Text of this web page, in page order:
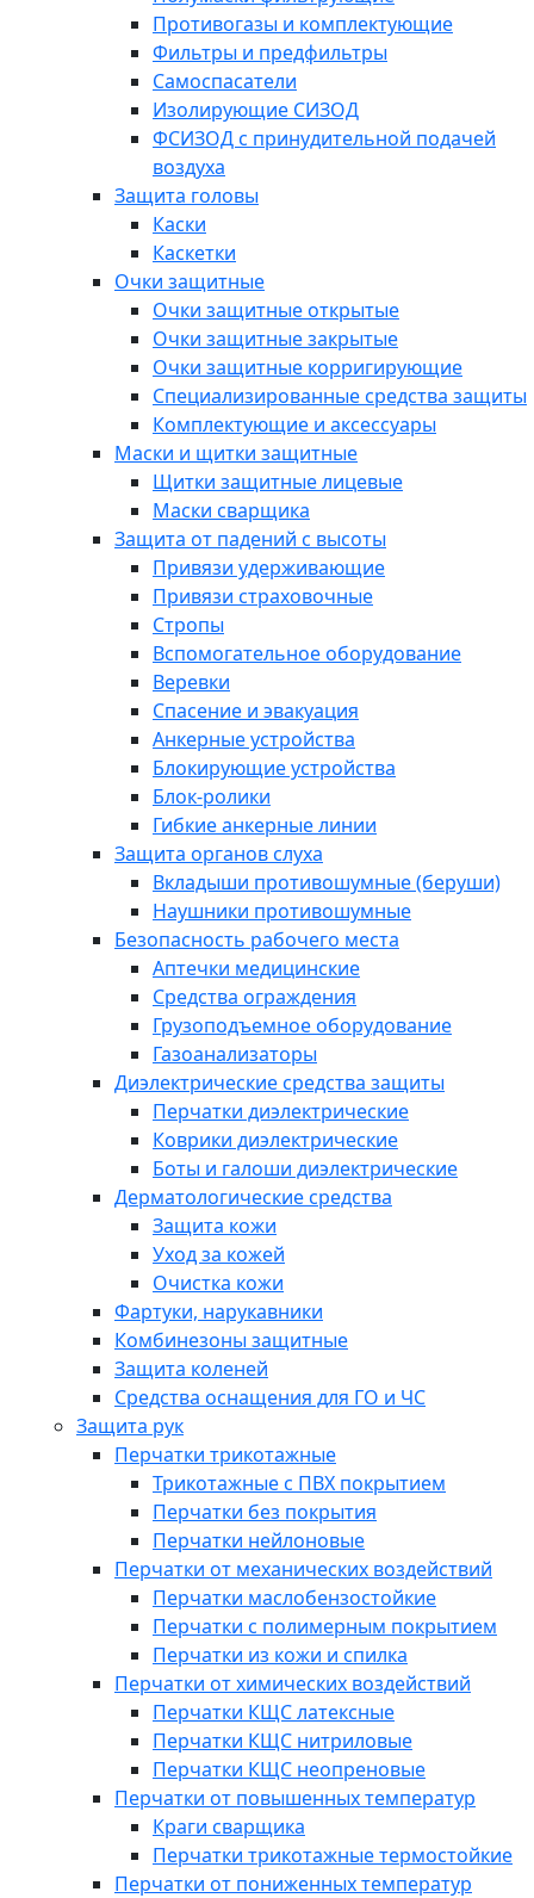
Противогазы и комплектующие
Фильтры и предфильтры
Самоспасатели
Изолирующие СИЗОД
ФСИЗОД с принудительной подачей
воздуха
Защита головы
Каски
Каскетки
Очки защитные
Очки защитные открытые
Очки защитные закрытые
Очки защитные корригирующие
Специализированные средства защиты
Комплектующие и аксессуары
Маски и щитки защитные
Щитки защитные лицевые
Маски сварщика
Защита от падений с высоты
Привязи удерживающие
Привязи страховочные
Стропы
Вспомогательное оборудование
Веревки
Спасение и эвакуация
Анкерные устройства
Блокирующие устройства
Блок-ролики
Гибкие анкерные линии
Защита органов слуха
Вкладыши противошумные (беруши)
Наушники противошумные
Безопасность рабочего места
Аптечки медицинские
Средства ограждения
Грузоподъемное оборудование
Газоанализаторы
Диэлектрические средства защиты
Перчатки диэлектрические
Коврики диэлектрические
Боты и галоши диэлектрические
Дерматологические средства
Защита кожи
Уход за кожей
Очистка кожи
Фартуки, нарукавники
Комбинезоны защитные
Защита коленей
Средства оснащения для ГО и ЧС
Защита рук
Перчатки трикотажные
Трикотажные с ПВХ покрытием
Перчатки без покрытия
Перчатки нейлоновые
Перчатки от механических воздействий
Перчатки маслобензостойкие
Перчатки с полимерным покрытием
Перчатки из кожи и спилка
Перчатки от химических воздействий
Перчатки КЩС латексные
Перчатки КЩС нитриловые
Перчатки КЩС неопреновые
Перчатки от повышенных температур
Краги сварщика
Перчатки трикотажные термостойкие
Перчатки от пониженных температур